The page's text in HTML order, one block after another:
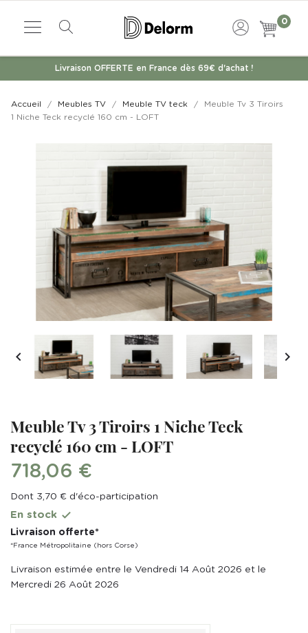
0
Livraison OFFERTE en France dès 69€ d'achat !
Accueil Meubles TV Meuble TV teck
Meuble Tv 3 Tiroirs
1 Niche Teck recyclé 160 cm - LOFT
 
Meuble Tv 3 Tiroirs 1 Niche Teck
recyclé 160 cm - LOFT
718,06 €
Dont 3,70 € d'éco-participation
En stock 
Livraison offerte*
*France Métropolitaine (hors Corse)
Livraison estimée entre le Vendredi 14 Août 2026 et le
Mercredi 26 Août 2026